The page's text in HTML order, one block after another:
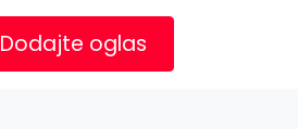
Dodajte oglas